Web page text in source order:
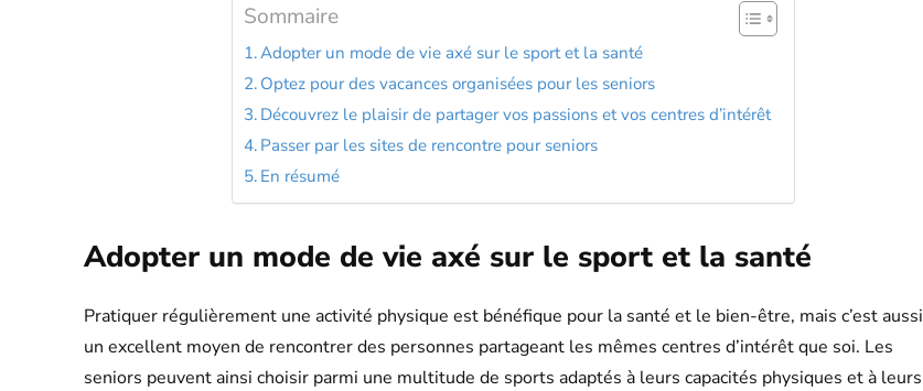
Sommaire
Adopter un mode de vie axé sur le sport et la santé
Optez pour des vacances organisées pour les seniors
Découvrez le plaisir de partager vos passions et vos centres d’intérêt
Passer par les sites de rencontre pour seniors
En résumé
Adopter un mode de vie axé sur le sport et la santé
Pratiquer régulièrement une activité physique est bénéfique pour la santé et le bien-être, mais c’est aussi
un excellent moyen de rencontrer des personnes partageant les mêmes centres d’intérêt que soi. Les
seniors peuvent ainsi choisir parmi une multitude de sports adaptés à leurs capacités physiques et à leurs